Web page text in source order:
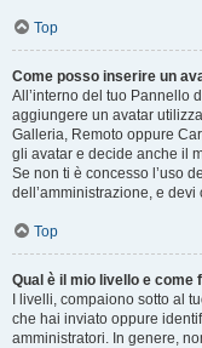
Top
Come posso inserire un
All’interno del tuo Pannello
aggiungere un avatar
Galleria, Remoto oppure
gli avatar e decide anche il
Se non ti è concesso l’uso
dell’amministrazione, e
Top
Qual è il mio livello e come
I livelli, compaiono sotto al
che hai inviato oppure
amministratori. In genere,